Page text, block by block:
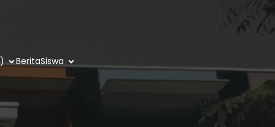
BeritaSiswa